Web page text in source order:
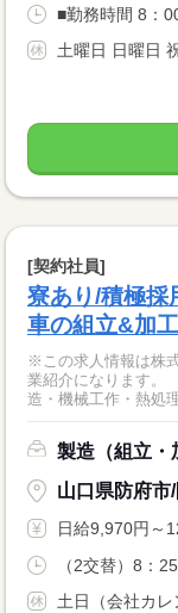
■勤務時間 8：
土曜日 日曜日
[契約社員]
寮あり/積極採
車の組立&加工
※この求人情報は株
業紹介になります。
造・機械工作・熱処理
製造（組立・
山口県防府市/
日給9,970円～
（2交替）8：
土日（会社カ